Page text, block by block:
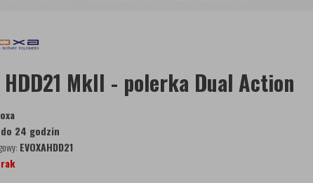
HDD21 MkII - polerka Dual Action
do 24 godzin
EVOXAHDD21